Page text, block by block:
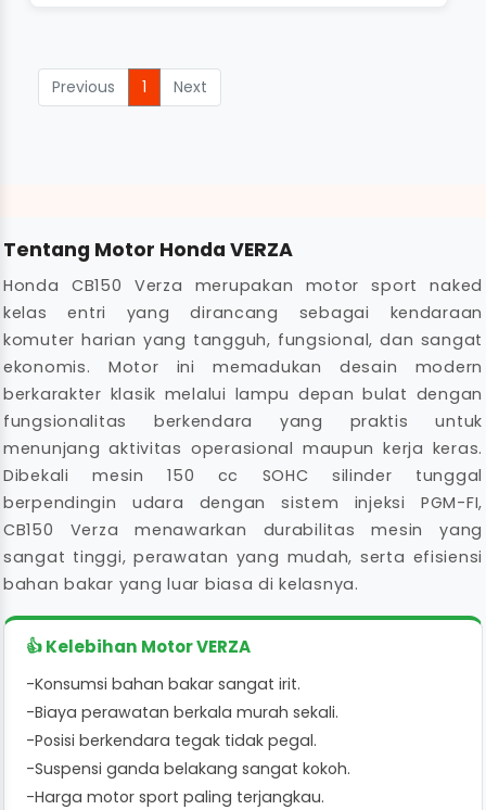
Previous 1 Next
Tentang Motor Honda VERZA
Honda CB150 Verza merupakan motor sport naked
kelas entri yang dirancang sebagai kendaraan
komuter harian yang tangguh, fungsional, dan sangat
ekonomis. Motor ini memadukan desain modern
berkarakter klasik melalui lampu depan bulat dengan
fungsionalitas berkendara yang praktis untuk
menunjang aktivitas operasional maupun kerja keras.
Dibekali mesin 150 cc SOHC silinder tunggal
berpendingin udara dengan sistem injeksi PGM-FI,
CB150 Verza menawarkan durabilitas mesin yang
sangat tinggi, perawatan yang mudah, serta efisiensi
bahan bakar yang luar biasa di kelasnya.
👍 Kelebihan Motor VERZA
-Konsumsi bahan bakar sangat irit.
-Biaya perawatan berkala murah sekali.
-Posisi berkendara tegak tidak pegal.
-Suspensi ganda belakang sangat kokoh.
-Harga motor sport paling terjangkau.